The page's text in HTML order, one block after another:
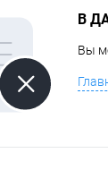
В
Вы